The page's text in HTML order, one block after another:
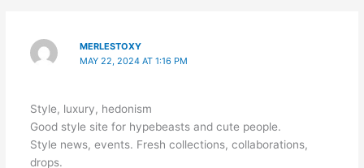
MERLESTOXY
MAY 22, 2024 AT 1:16 PM
Style, luxury, hedonism
Good style site for hypebeasts and cute people.
Style news, events. Fresh collections, collaborations,
drops.